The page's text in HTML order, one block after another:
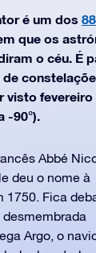
é um dos 88
que os
o céu. É
de
visto fevereiro
-90°).
Abbé
deu o nome à
1750. Fica
Argo, o